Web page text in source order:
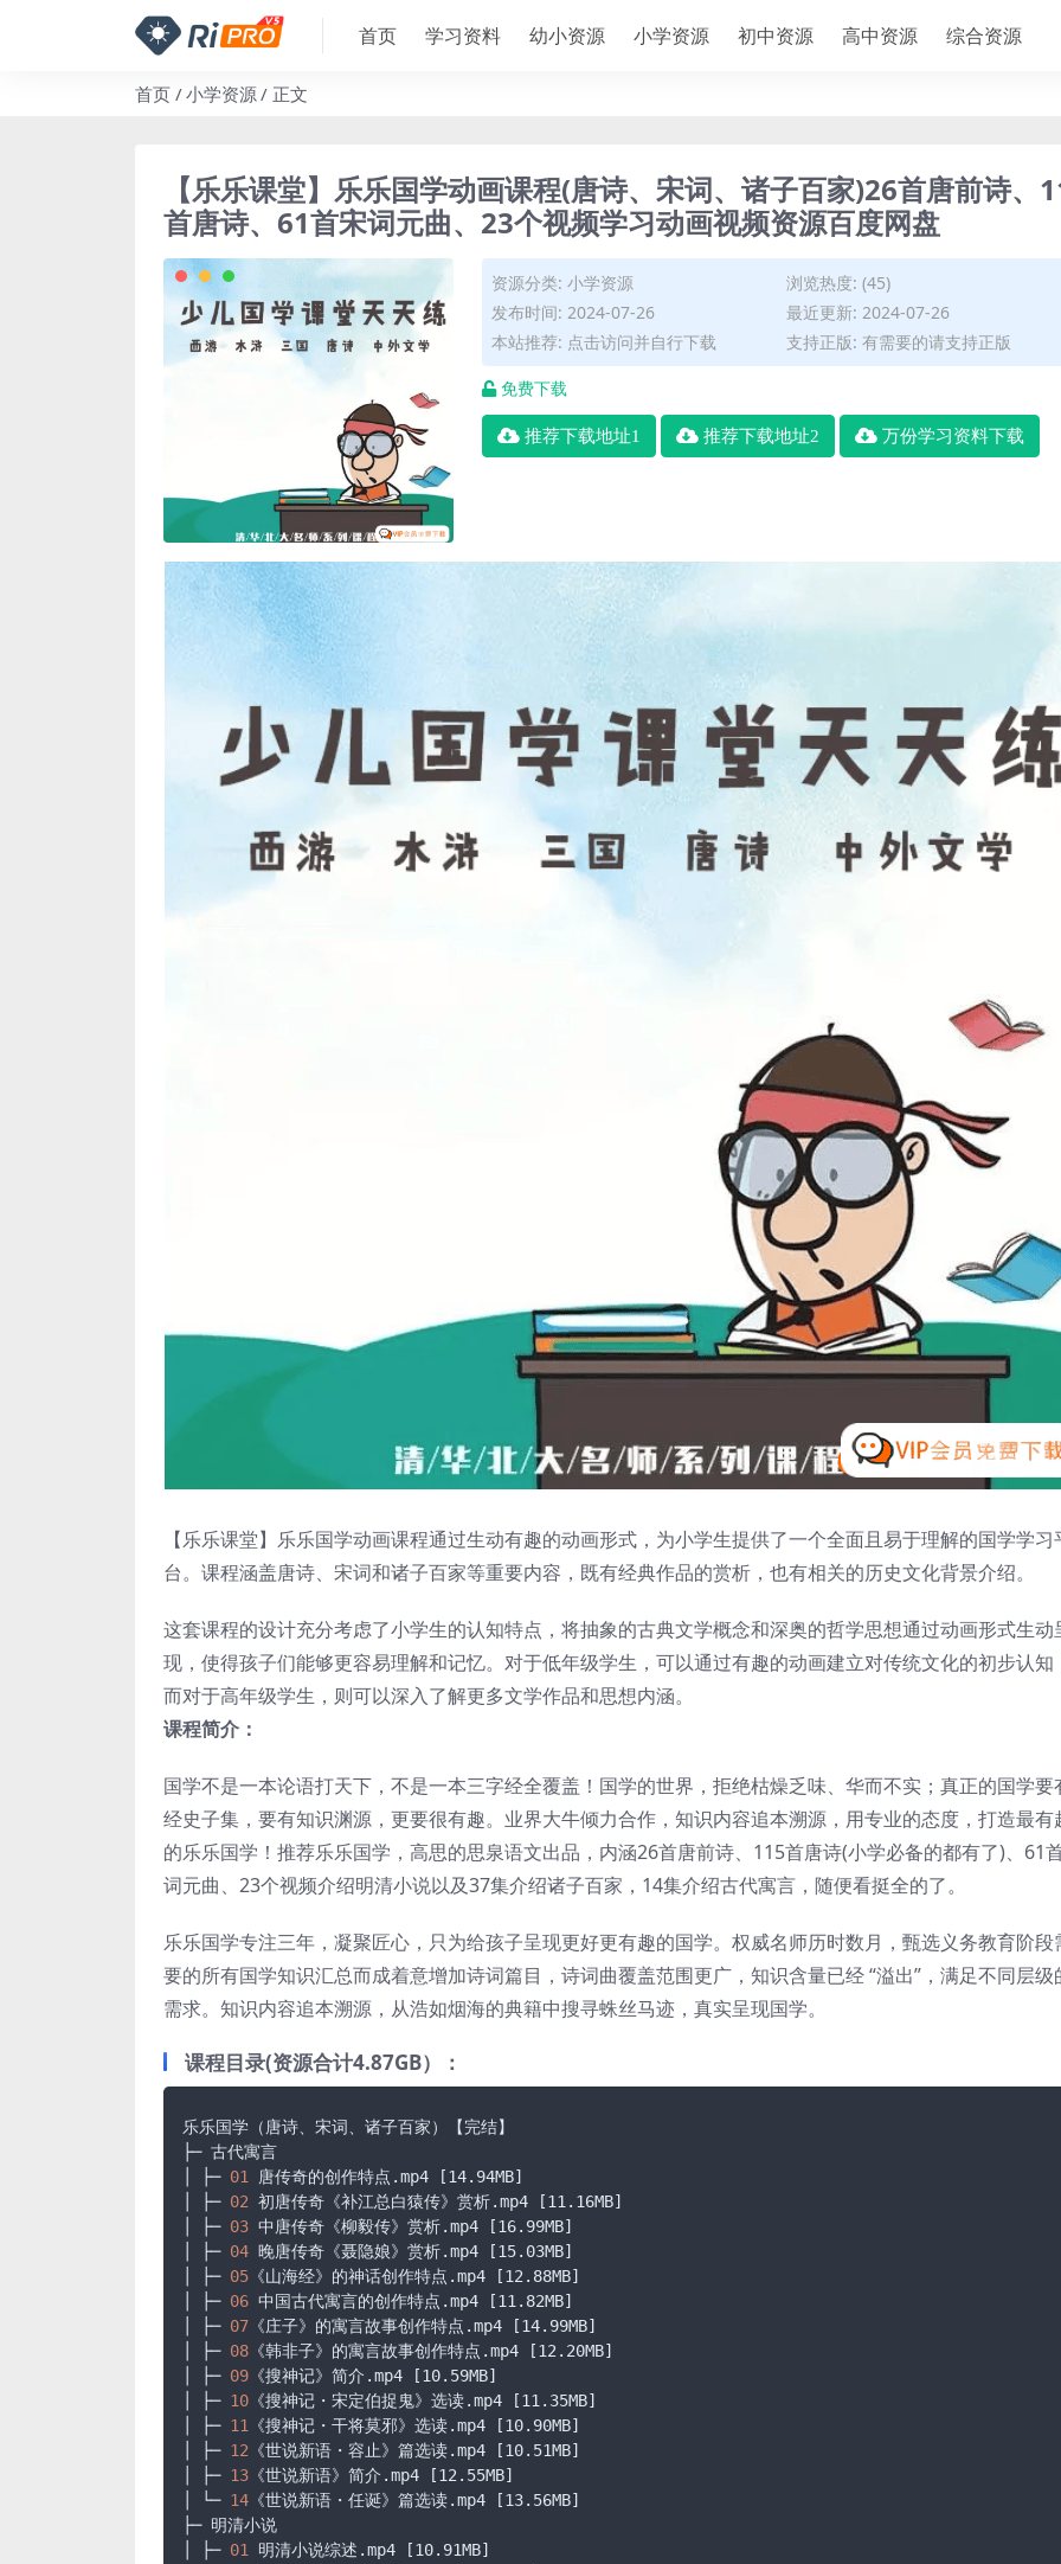
首页 学习资料 幼小资源 小学资源 初中资源 高中资源 综合资源
首页 小学资源 正文
【乐乐课堂】乐乐国学动画课程(唐诗、宋词、诸子百家)26首唐前诗、
首唐诗、61首宋词元曲、23个视频学习动画视频资源百度网盘
资源分类: 小学资源
浏览热度: (45)
发布时间: 2024-07-26
最近更新: 2024-07-26
本站推荐: 点击访问并自行下载
支持正版: 有需要的请支持正版
免费下载
推荐下载地址1 推荐下载地址2 万份学习资料下载
【乐乐课堂】乐乐国学动画课程通过生动有趣的动画形式，为小学生提供了一个全面且易于理解的国学学习
台。课程涵盖唐诗、宋词和诸子百家等重要内容，既有经典作品的赏析，也有相关的历史文化背景介绍。
这套课程的设计充分考虑了小学生的认知特点，将抽象的古典文学概念和深奥的哲学思想通过动画形式生动
现，使得孩子们能够更容易理解和记忆。对于低年级学生，可以通过有趣的动画建立对传统文化的初步认知
而对于高年级学生，则可以深入了解更多文学作品和思想内涵。
课程简介：
国学不是一本论语打天下，不是一本三字经全覆盖！国学的世界，拒绝枯燥乏味、华而不实；真正的国学要
经史子集，要有知识渊源，更要很有趣。业界大牛倾力合作，知识内容追本溯源，用专业的态度，打造最有
的乐乐国学！推荐乐乐国学，高思的思泉语文出品，内涵26首唐前诗、115首唐诗(小学必备的都有了)、61
词元曲、23个视频介绍明清小说以及37集介绍诸子百家，14集介绍古代寓言，随便看挺全的了。
乐乐国学专注三年，凝聚匠心，只为给孩子呈现更好更有趣的国学。权威名师历时数月，甄选义务教育阶段
要的所有国学知识汇总而成着意增加诗词篇目，诗词曲覆盖范围更广，知识含量已经 “溢出”，满足不同层级
需求。知识内容追本溯源，从浩如烟海的典籍中搜寻蛛丝马迹，真实呈现国学。
课程目录(资源合计4.87GB）：
乐乐国学（唐诗、宋词、诸子百家）【完结】
├─ 古代寓言
│ ├─ 01 唐传奇的创作特点 .mp4
[14.94MB]
│ ├─ 02 初唐传奇《补江总白猿传》赏析.mp4
[11.16MB]
│ ├─ 03 中唐传奇《柳毅传》赏析.mp4
[16.99MB]
│ ├─ 04 晚唐传奇《聂隐娘》赏析.mp4
[15.03MB]
│ ├─ 05 《山海经》的神话创作特点 .mp4
[12.88MB]
│ ├─ 06 中国古代寓言的创作特点 .mp4
[11.82MB]
│ ├─ 07 《庄子》的寓言故事创作特点 .mp4
[14.99MB]
│ ├─ 08 《韩非子》的寓言故事创作特点 .mp4
[12.20MB]
│ ├─ 09 《搜神记》简介 .mp4
[10.59MB]
│ ├─ 10 《搜神记・宋定伯捉鬼》选读.mp4
[11.35MB]
│ ├─ 11 《搜神记・干将莫邪》选读.mp4
[10.90MB]
│ ├─ 12 《世说新语・容止》篇选读.mp4
[10.51MB]
│ ├─ 13 《世说新语》简介 .mp4
[12.55MB]
│ └─ 14 《世说新语・任诞》篇选读.mp4
[13.56MB]
├─ 明清小说
│ ├─ 01 明清小说综述 .mp4
[10.91MB]